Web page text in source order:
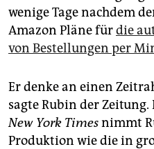
epaper login
wenige Tage nachdem
Amazon Pläne fürdie
von Bestellungen per
Er denke an einen
sagte Rubin der
New York Timesnimmt
Produktion wie die in